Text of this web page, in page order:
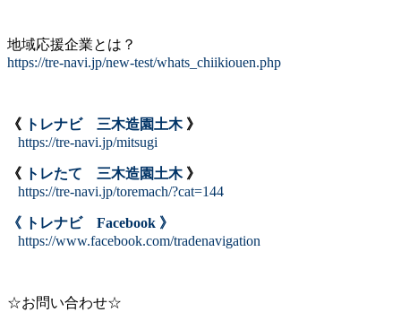
地域応援企業とは？
https://tre-navi.jp/new-test/whats_chiikiouen.php
《 トレナビ 三木造園土木》
https://tre-navi.jp/mitsugi
《 トレたて 三木造園土木》
https://tre-navi.jp/toremach/?cat=144
《 トレナビ Facebook 》
https://www.facebook.com/tradenavigation
☆お問い合わせ☆